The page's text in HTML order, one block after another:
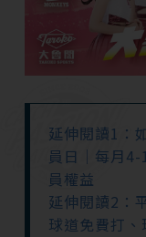
延伸閱讀1：
員日｜每月
員權益
延伸閱讀2：
球道免費打、